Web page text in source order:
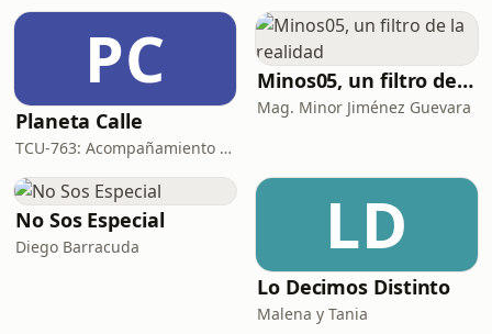
PC
Planeta Calle
TCU-763: Acompañamiento psicosocial con personas en situación de calle
Minos05, un filtro de la realidad
Mag. Minor Jiménez Guevara
No Sos Especial
Diego Barracuda LD
Lo Decimos Distinto
Malena y Tania